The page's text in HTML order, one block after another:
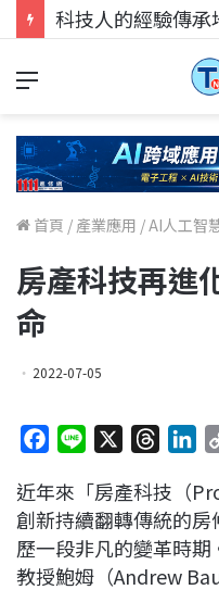
首頁 / 產業應用 /AI人工智
房產科技再進
命
2022-07-05
c
e
b
o
n
e
r
e
a
d
n
k
e
d
近年來「房產科技（
創新持續翻轉傳統的
歷一段非凡的變革時
教授鮑姆（Andrew